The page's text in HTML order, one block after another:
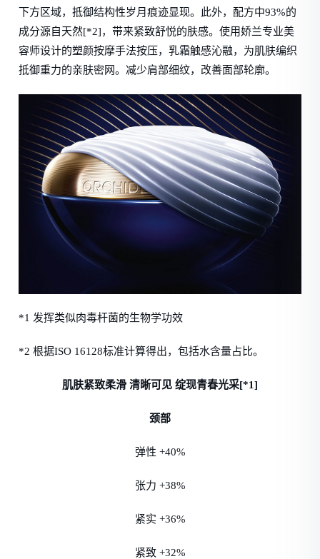
下方区域，抵御结构性岁月痕迹显现。此外，配方中93%的
成分源自天然[*2]，带来紧致舒悦的肤感。使用娇兰专业美
容师设计的塑颜按摩手法按压，乳霜触感沁融，为肌肤编织
抵御重力的亲肤密网。减少肩部细纹，改善面部轮廓。
*1 发挥类似肉毒杆菌的生物学功效
*2 根据ISO 16128标准计算得出，包括水含量占比。
肌肤紧致柔滑 清晰可见 绽现青春光采[*1]
颈部
弹性 +40%
张力 +38%
紧实 +36%
紧致 +32%